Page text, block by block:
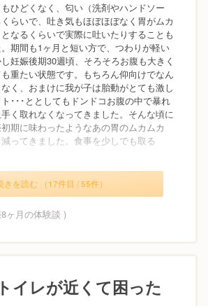
ひどくなく、匂い（洗剤やハンドソー
らいで、吐き気もほぼほぼなく胃がムカ
なるくらいで実際に吐いたりすることも
期間も1ヶ月と短い方で、つわりが軽い
妊娠後期30週頃、そろそろお腹も大きく
重たい状態です。もちろん仰向けでなん
く、おまけに我が子は胎動がとても激し
･･･ととしてもドンドコお腹の中で暴れ
く取れなくなってきました。そんな頃に
期に味わったようなあの胃のムカムカ
ってきました。食事を少しでも取る
きを読む （17件目 / 55件）
ヶ月の体験談 )
イレが近くて困った